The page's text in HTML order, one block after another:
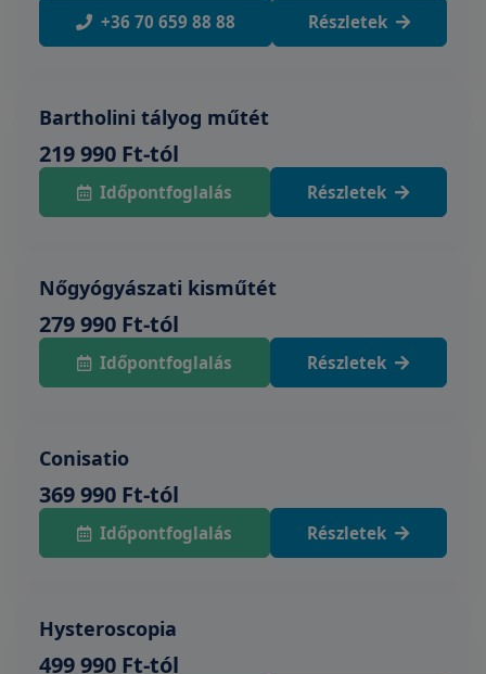
+36 70 659 88 88 Részletek
Bartholini tályog műtét
219 990 Ft-tól
Időpontfoglalás Részletek
Nőgyógyászati kisműtét
279 990 Ft-tól
Időpontfoglalás Részletek
Conisatio
369 990 Ft-tól
Időpontfoglalás Részletek
Hysteroscopia
499 990 Ft-tól